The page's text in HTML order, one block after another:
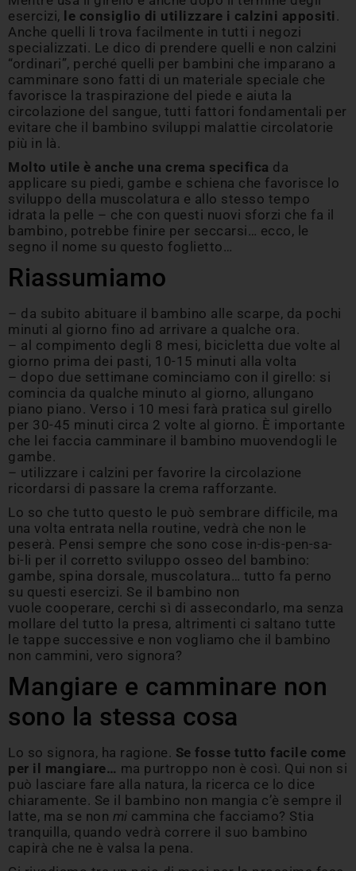
esercizi, le consiglio di utilizzare i calzini appositi .
Anche quelli li trova facilmente in tutti i negozi
specializzati. Le dico di prendere quelli e non calzini
“ordinari”, perché quelli per bambini che imparano a
camminare sono fatti di un materiale speciale che
favorisce la traspirazione del piede e aiuta la
circolazione del sangue, tutti fattori fondamentali per
evitare che il bambino sviluppi malattie circolatorie
più in là.
Molto utile è anche una crema specifica da
applicare su piedi, gambe e schiena che favorisce lo
sviluppo della muscolatura e allo stesso tempo
idrata la pelle – che con questi nuovi sforzi che fa il
bambino, potrebbe finire per seccarsi… ecco, le
segno il nome su questo foglietto…
Riassumiamo
– da subito abituare il bambino alle scarpe, da pochi
minuti al giorno fino ad arrivare a qualche ora.
– al compimento degli 8 mesi, bicicletta due volte al
giorno prima dei pasti, 10-15 minuti alla volta
– dopo due settimane cominciamo con il girello: si
comincia da qualche minuto al giorno, allungano
piano piano. Verso i 10 mesi farà pratica sul girello
per 30-45 minuti circa 2 volte al giorno. È importante
che lei faccia camminare il bambino muovendogli le
gambe.
– utilizzare i calzini per favorire la circolazione
ricordarsi di passare la crema rafforzante.
Lo so che tutto questo le può sembrare difficile, ma
una volta entrata nella routine, vedrà che non le
peserà. Pensi sempre che sono cose in-dis-pen-sa-
bi-li per il corretto sviluppo osseo del bambino:
gambe, spina dorsale, muscolatura… tutto fa perno
su questi esercizi. Se il bambino non
vuole cooperare, cerchi sì di assecondarlo, ma senza
mollare del tutto la presa, altrimenti ci saltano tutte
le tappe successive e non vogliamo che il bambino
non cammini, vero signora?
Mangiare e camminare non
sono la stessa cosa
Lo so signora, ha ragione. Se fosse tutto facile come
per il mangiare… ma purtroppo non è così. Qui non si
può lasciare fare alla natura, la ricerca ce lo dice
chiaramente. Se il bambino non mangia c’è sempre il
latte, ma se non mi cammina che facciamo? Stia
tranquilla, quando vedrà correre il suo bambino
capirà che ne è valsa la pena.